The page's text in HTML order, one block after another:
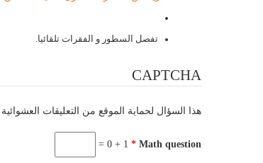
تفصل السطور و الفقرات تلقائيا.
CAPTCHA
هذا السؤال لحماية الموقع من التعليقات العشوائية
*
1 + 0 =